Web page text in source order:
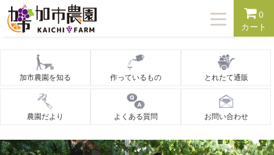
0
カート
T
o
e
a
i
g
a
i
o
加市農園を知る 作っているもの とれたて通販
農園だより よくある質問 お問い合わせ